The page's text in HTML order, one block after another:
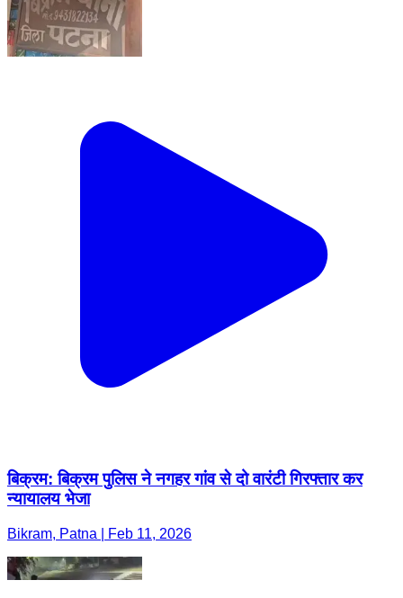
बिक्रम: बिक्रम पुलिस ने नगहर गांव से दो वारंटी गिरफ्तार कर
न्यायालय भेजा
Bikram, Patna | Feb 11, 2026